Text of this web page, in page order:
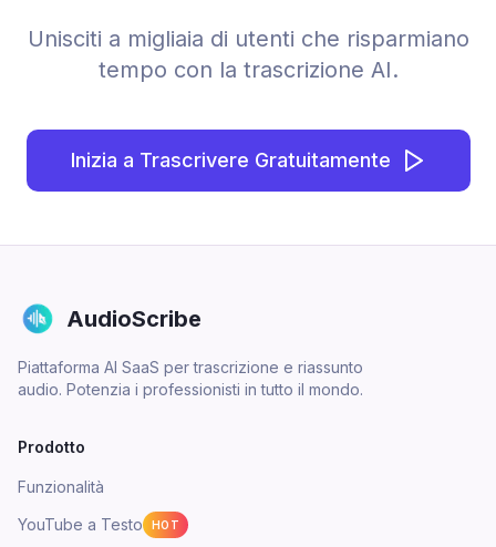
Unisciti a migliaia di utenti che risparmiano
tempo con la trascrizione AI.
Inizia a Trascrivere Gratuitamente
AudioScribe
Piattaforma AI SaaS per trascrizione e riassunto
audio. Potenzia i professionisti in tutto il mondo.
Prodotto
Funzionalità
YouTube a Testo
HOT